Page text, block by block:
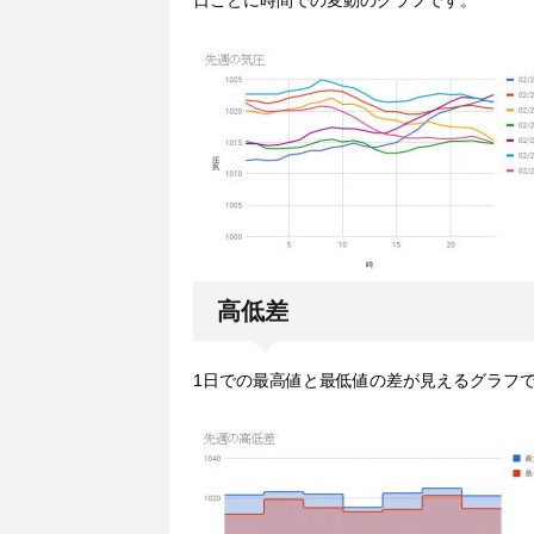
高低差
1日での最高値と最低値の差が見えるグラフ